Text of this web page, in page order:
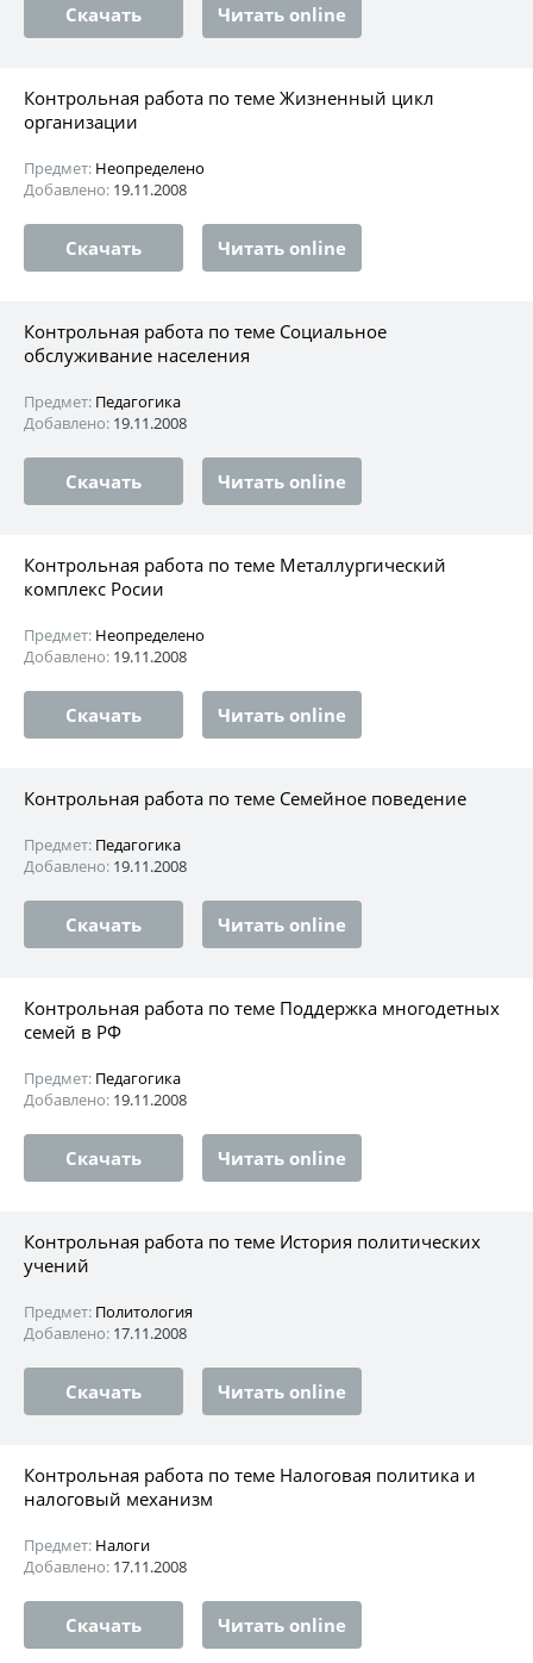
Скачать Читать online
Контрольная работа по теме Жизненный цикл
организации
Предмет: Неопределено
Добавлено: 19.11.2008
Скачать Читать online
Контрольная работа по теме Социальное
обслуживание населения
Предмет: Педагогика
Добавлено: 19.11.2008
Скачать Читать online
Контрольная работа по теме Металлургический
комплекс Росии
Предмет: Неопределено
Добавлено: 19.11.2008
Скачать Читать online
Контрольная работа по теме Семейное поведение
Предмет: Педагогика
Добавлено: 19.11.2008
Скачать Читать online
Контрольная работа по теме Поддержка многодетных
семей в РФ
Предмет: Педагогика
Добавлено: 19.11.2008
Скачать Читать online
Контрольная работа по теме История политических
учений
Предмет: Политология
Добавлено: 17.11.2008
Скачать Читать online
Контрольная работа по теме Налоговая политика и
налоговый механизм
Предмет: Налоги
Добавлено: 17.11.2008
Скачать Читать online